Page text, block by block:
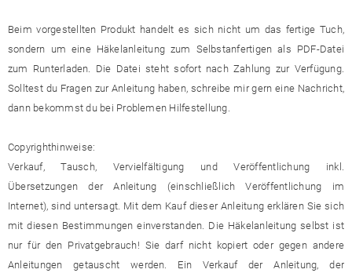
Beim vorgestellten Produkt handelt es sich nicht um das fertige Tuch,
sondern um eine Häkelanleitung zum Selbstanfertigen als PDF-Datei
zum Runterladen. Die Datei steht sofort nach Zahlung zur Verfügung.
Solltest du Fragen zur Anleitung haben, schreibe mir gern eine Nachricht,
dann bekommst du bei Problemen Hilfestellung.
Copyrighthinweise:
Verkauf, Tausch, Vervielfältigung und Veröffentlichung inkl.
Übersetzungen der Anleitung (einschließlich Veröffentlichung im
Internet), sind untersagt. Mit dem Kauf dieser Anleitung erklären Sie sich
mit diesen Bestimmungen einverstanden. Die Häkelanleitung selbst ist
nur für den Privatgebrauch! Sie darf nicht kopiert oder gegen andere
Anleitungen getauscht werden. Ein Verkauf der Anleitung, der